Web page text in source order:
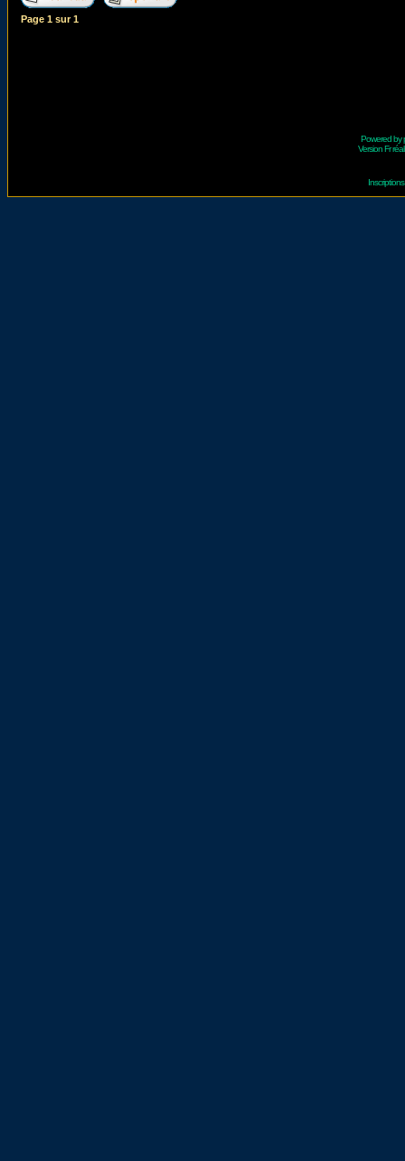
Page 1 sur1
Powered by
Version Fr